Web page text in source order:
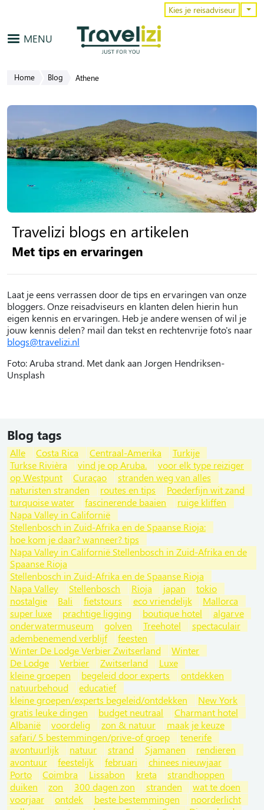
Overslaan en naar de inhoud gaan
MENU
Kies je reisadviseur
Home Blog Athene
Travelizi blogs en artikelen
Met tips en ervaringen
Laat je eens verrassen door de tips en ervaringen van onze
bloggers. Onze reisadviseurs en klanten delen hierin hun
eigen kennis en ervaringen. Heb je andere wensen of wil je
jouw kennis delen? mail dan tekst en rechtenvrije foto's naar
blogs@travelizi.nl
Foto: Aruba strand. Met dank aan Jorgen Hendriksen-
Unsplash
Blog tags
Alle Costa Rica Centraal-Amerika
Turkije
Turkse Rivièra
vind je op Aruba.
voor elk type reiziger
op Westpunt
Curaçao
stranden weg van alles
naturisten stranden
routes en tips
Poederfijn wit zand
turquoise water
fascinerende baaien
ruige kliffen
Napa Valley in Californië
Stellenbosch in Zuid-Afrika en de Spaanse Rioja:
hoe kom je daar? wanneer? tips
Napa Valley in Californië Stellenbosch in Zuid-Afrika en de
Spaanse Rioja
Stellenbosch in Zuid-Afrika en de Spaanse Rioja
Napa Valley
Stellenbosch Rioja japan
tokio
nostalgie
Bali fietstours eco vriendelijk
Mallorca
super luxe
prachtige ligging boutique hotel
algarve
onderwatermuseum
golven Treehotel
spectaculair
adembenemend verblijf
feesten
Winter De Lodge Verbier Zwitserland
Winter
De Lodge
Verbier Zwitserland
Luxe
kleine groepen
begeleid door experts
ontdekken
natuurbehoud
educatief
kleine groepen/experts begeleid/ontdekken
New York
gratis leuke dingen
budget neutraal
Charmant hotel
Albanië
voordelig zon & natuur
maak je keuze
safari/ 5 bestemmingen/prive-of groep
tenerife
avontuurlijk
natuur strand Sjamanen
rendieren
avontuur
feestelijk februari
chinees nieuwjaar
Porto
Coimbra Lissabon kreta
strandhoppen
duiken
zon 300 dagen zon stranden
wat te doen
voorjaar
ontdek beste bestemmingen
noorderlicht